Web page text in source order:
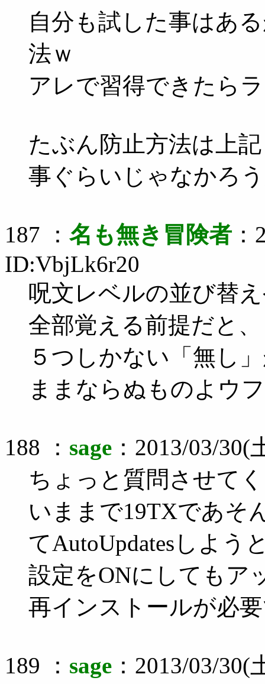
自分も試した事はあ
法ｗ
アレで習得できたら
たぶん防止方法は上
事ぐらいじゃなかろ
187 ： 名も無き冒険者
ID:VbjLk6r20
呪文レベルの並び替
全部覚える前提だと
５つしかない「無し
ままならぬものよウ
188 ： sage ：2013/03/30(
ちょっと質問させて
いままで19TXであそ
てAutoUpdatesしよう
設定をONにしてもア
再インストールが必
189 ： sage ：2013/03/30(